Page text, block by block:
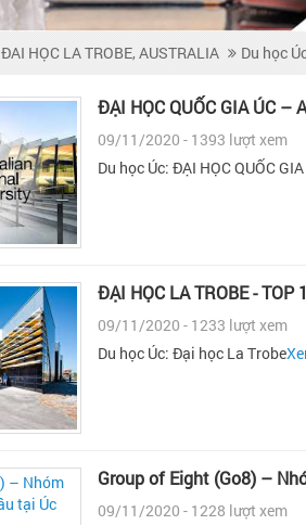
ĐAI HỌC LA TROBE, AUSTRALIA Du học
ĐẠI HỌC QUỐC GIA ÚC –
09/11/2020 - 1393 lượt xem
Du học Úc: ĐẠI HỌC QUỐC
ĐẠI HỌC LA TROBE - TOP
09/11/2020 - 1233 lượt xem
Du học Úc: Đại học La Trobe
Group of Eight (Go8) –
09/11/2020 - 1228 lượt xem